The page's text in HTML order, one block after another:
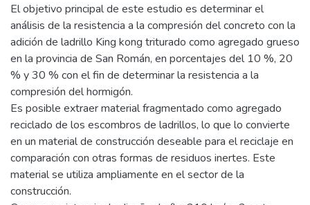
El objetivo principal de este estudio es determinar el
análisis de la resistencia a la compresión del concreto con la
adición de ladrillo King kong triturado como agregado grueso
en la provincia de San Román, en porcentajes del 10 %, 20
% y 30 % con el fin de determinar la resistencia a la
compresión del hormigón.
Es posible extraer material fragmentado como agregado
reciclado de los escombros de ladrillos, lo que lo convierte
en un material de construcción deseable para el reciclaje en
comparación con otras formas de residuos inertes. Este
material se utiliza ampliamente en el sector de la
construcción.